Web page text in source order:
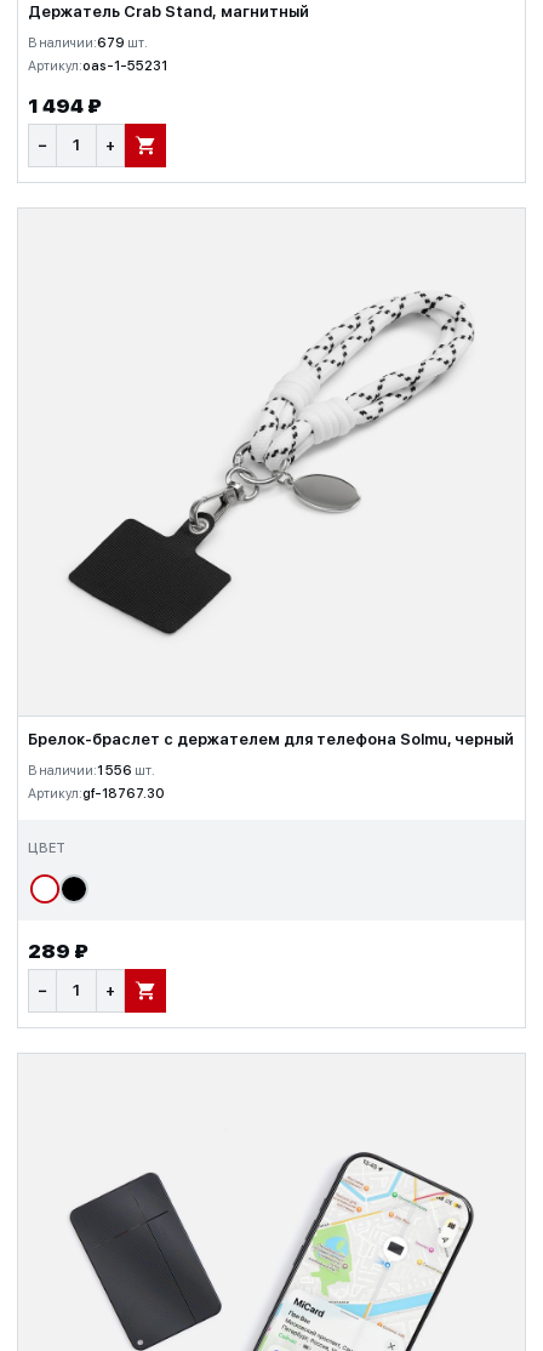
Держатель Crab Stand, магнитный
В наличии:679 шт.
Артикул:oas-1-55231
1 494 ₽
− + В КОРЗИНУ
Брелок-браслет с держателем для телефона Solmu, черный
В наличии:1 556 шт.
Артикул:gf-18767.30
ЦВЕТ
289 ₽
− + В КОРЗИНУ